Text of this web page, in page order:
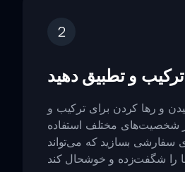
2
و تطبیق دهید
و رها کردن برای ترکیب و
شخصیت‌های مختلف استفاده
سفارشی بسازید که می‌تواند